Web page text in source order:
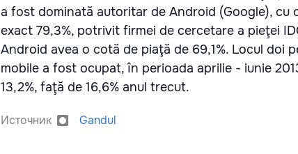
a fost dominată autoritar de Android (Google), cu
exact 79,3%, potrivit firmei de cercetare a pieţei
Android avea o cotă de piaţă de 69,1%. Locul doi
mobile a fost ocupat, în perioada aprilie - iunie
13,2%, faţă de 16,6% anul trecut.
Источник Gandul